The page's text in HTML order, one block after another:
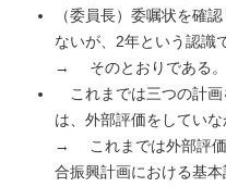
（委員長）委嘱状を確
ないが、2年という認識
→ そのとおりである。
これまでは三つの計画
は、外部評価をしていな
→ これまでは外部評価
合振興計画における基